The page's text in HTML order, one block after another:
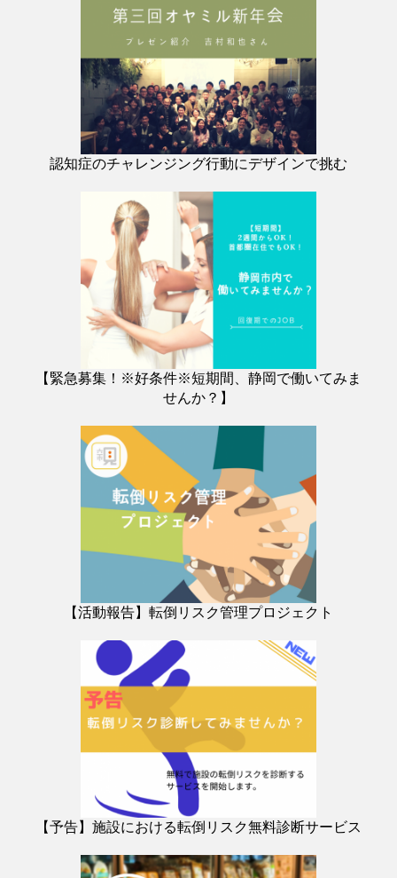
認知症のチャレンジング行動にデザインで挑む
【緊急募集！※好条件※短期間、静岡で働いてみま
せんか？】
【活動報告】転倒リスク管理プロジェクト
【予告】施設における転倒リスク無料診断サービス